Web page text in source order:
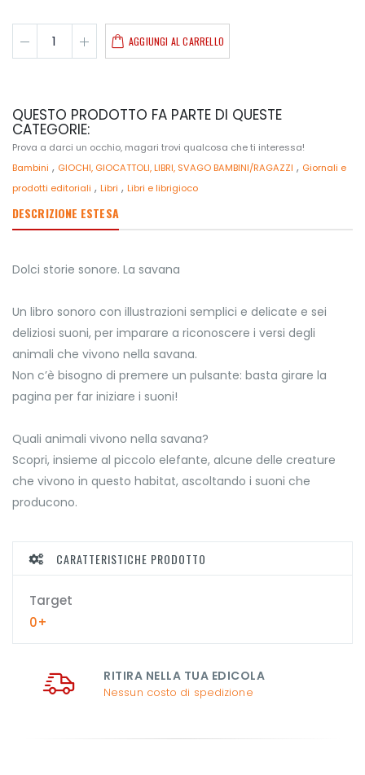
AGGIUNGI AL CARRELLO
QUESTO PRODOTTO FA PARTE DI QUESTE
CATEGORIE:
Prova a darci un occhio, magari trovi qualcosa che ti interessa!
Bambini , GIOCHI, GIOCATTOLI, LIBRI, SVAGO BAMBINI/RAGAZZI , Giornali e
prodotti editoriali , Libri , Libri e librigioco
DESCRIZIONE ESTESA
Dolci storie sonore. La savana
Un libro sonoro con illustrazioni semplici e delicate e sei
deliziosi suoni, per imparare a riconoscere i versi degli
animali che vivono nella savana.
Non c’è bisogno di premere un pulsante: basta girare la
pagina per far iniziare i suoni!
Quali animali vivono nella savana?
Scopri, insieme al piccolo elefante, alcune delle creature
che vivono in questo habitat, ascoltando i suoni che
producono.
CARATTERISTICHE PRODOTTO
Target
0+
RITIRA NELLA TUA EDICOLA
Nessun costo di spedizione